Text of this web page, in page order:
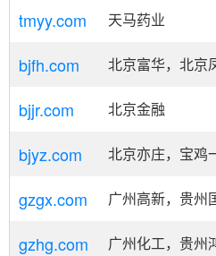
tmyy.com 天马药业
bjfh.com 北京富华，北京
bjjr.com 北京金融
bjyz.com 北京亦庄，宝鸡
gzgx.com 广州高新，贵州
gzhg.com 广州化工，贵州